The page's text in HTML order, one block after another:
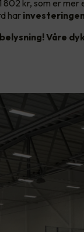
802 kr, som er
har
Våre